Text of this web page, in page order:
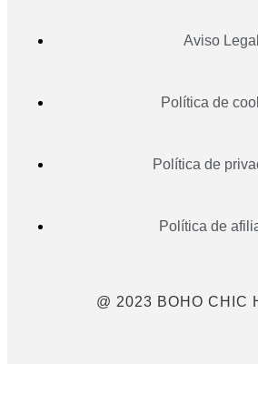
Aviso Legal
Política de
Política de
Política de
@ 2023 BOHO CHIC